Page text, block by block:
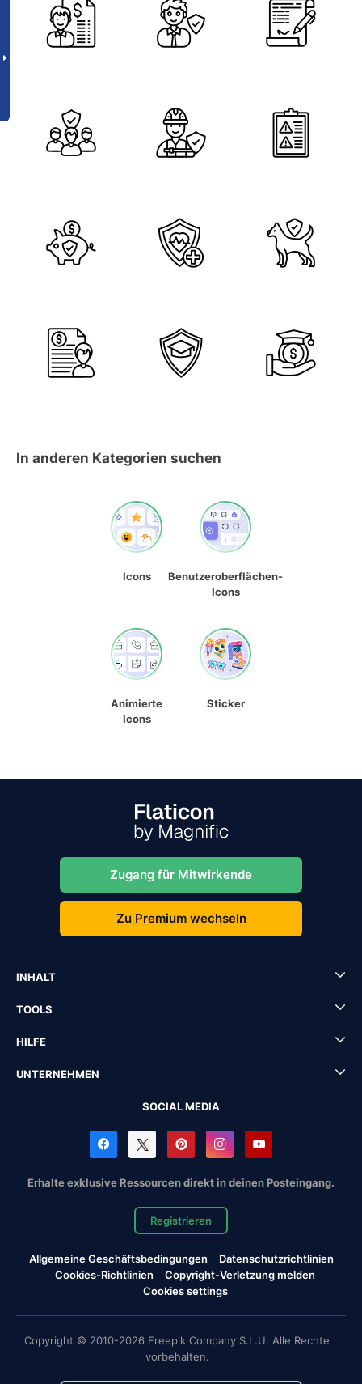
In anderen Kategorien suchen
Icons
Benutzeroberflächen-
Icons
Animierte
Icons
Sticker
Zugang für Mitwirkende
Zu Premium wechseln
INHALT
TOOLS
HILFE
UNTERNEHMEN
SOCIAL MEDIA
Erhalte exklusive Ressourcen direkt in deinen Posteingang.
Registrieren
Allgemeine Geschäftsbedingungen
Datenschutzrichtlinien
Cookies-Richtlinien
Copyright-Verletzung melden
Cookies settings
Copyright © 2010-2026 Freepik Company S.L.U. Alle Rechte
vorbehalten.